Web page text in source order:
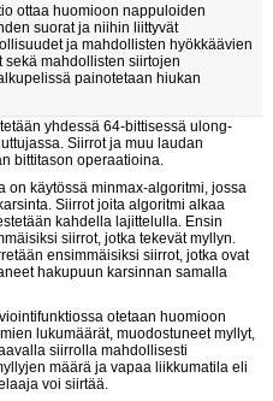
ottaa huomioon nappuloiden
suorat ja niihin liittyvät
ja mahdollisten hyökkäävien
sekä mahdollisten siirtojen
painotetaan hiukan
yhdessä 64-bittisessä ulong-
Siirrot ja muu laudan
bittitason operaatioina.
on käytössä minmax-algoritmi, jossa
Siirrot joita algoritmi alkaa
kahdella lajittelulla. Ensin
siirrot, jotka tekevät myllyn.
ensimmäisiksi siirrot, jotka ovat
hakupuun karsinnan samalla
otetaan huomioon
lukumäärät, muodostuneet myllyt,
siirrolla mahdollisesti
määrä ja vapaa liikkumatila eli
voi siirtää.